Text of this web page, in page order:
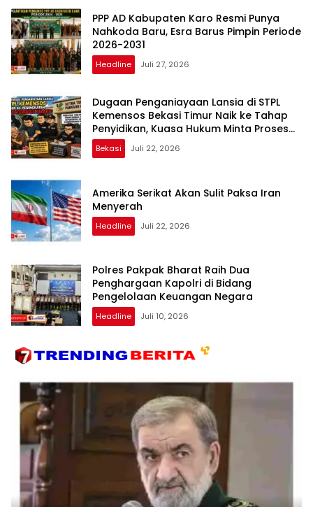
PPP AD Kabupaten Karo Resmi Punya
Nahkoda Baru, Esra Barus Pimpin Periode
2026-2031
Headline Juli 27, 2026
Dugaan Penganiayaan Lansia di STPL
Kemensos Bekasi Timur Naik ke Tahap
Penyidikan, Kuasa Hukum Minta Proses
Transparan dan Bebas Intervensi
Bekasi Juli 22, 2026
Amerika Serikat Akan Sulit Paksa Iran
Menyerah
Headline Juli 22, 2026
Polres Pakpak Bharat Raih Dua
Penghargaan Kapolri di Bidang
Pengelolaan Keuangan Negara
Headline Juli 10, 2026